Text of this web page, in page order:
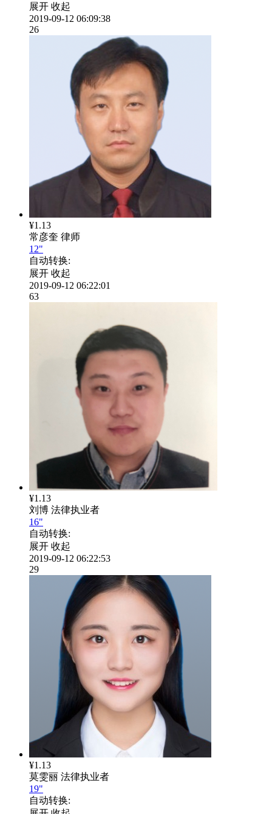
展开 收起
2019-09-12 06:09:38
26
¥1.13
常彦奎 律师
12"
自动转换:
展开 收起
2019-09-12 06:22:01
63
¥1.13
刘博 法律执业者
16"
自动转换:
展开 收起
2019-09-12 06:22:53
29
¥1.13
莫雯丽 法律执业者
19"
自动转换: